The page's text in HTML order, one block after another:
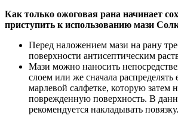
Как только ожоговая рана начинает
приступить к использованию мази
Перед наложением мази на рану
поверхности антисептическим
Мази можно наносить
слоем или же сначала распределять
марлевой салфетке, которую затем
поврежденную поверхность. В
рекомендуется накладывать повязку.